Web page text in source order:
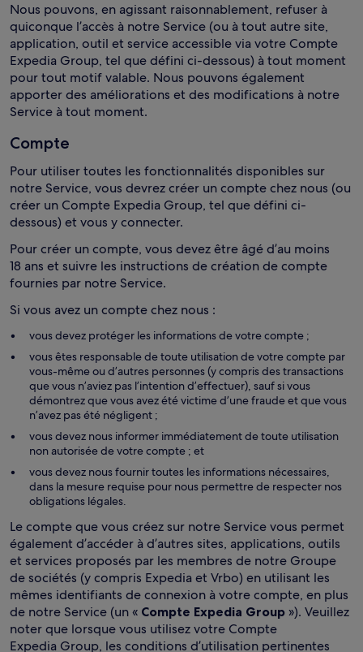
Nous pouvons, en agissant raisonnablement, refuser à
quiconque l’accès à notre Service (ou à tout autre site,
application, outil et service accessible via votre Compte
Expedia Group, tel que défini ci-dessous) à tout moment
pour tout motif valable. Nous pouvons également
apporter des améliorations et des modifications à notre
Service à tout moment.
Compte
Pour utiliser toutes les fonctionnalités disponibles sur
notre Service, vous devrez créer un compte chez nous (ou
créer un Compte Expedia Group, tel que défini ci-
dessous) et vous y connecter.
Pour créer un compte, vous devez être âgé d’au moins
18 ans et suivre les instructions de création de compte
fournies par notre Service.
Si vous avez un compte chez nous :
vous devez protéger les informations de votre compte ;
vous êtes responsable de toute utilisation de votre compte par
vous-même ou d’autres personnes (y compris des transactions
que vous n’aviez pas l’intention d’effectuer), sauf si vous
démontrez que vous avez été victime d’une fraude et que vous
n’avez pas été négligent ;
vous devez nous informer immédiatement de toute utilisation
non autorisée de votre compte ; et
vous devez nous fournir toutes les informations nécessaires,
dans la mesure requise pour nous permettre de respecter nos
obligations légales.
Le compte que vous créez sur notre Service vous permet
également d’accéder à d’autres sites, applications, outils
et services proposés par les membres de notre Groupe
de sociétés (y compris Expedia et Vrbo) en utilisant les
mêmes identifiants de connexion à votre compte, en plus
de notre Service (un « Compte Expedia Group »). Veuillez
noter que lorsque vous utilisez votre Compte
Expedia Group, les conditions d’utilisation pertinentes